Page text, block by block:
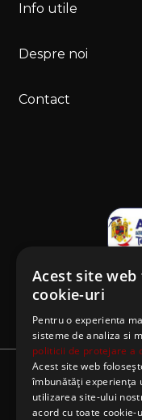
Info utile
Despre noi
Contact
Website detinut
Acest site
cookie-uri
Pentru o experienta
sisteme de analiza si
politicii de protejare a
Acest site web
îmbunătăți experiența
utilizarea site-ului
acord cu toate